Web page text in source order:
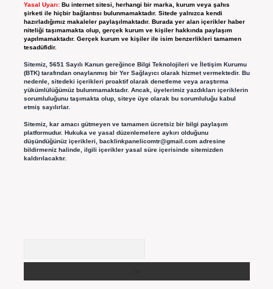
Yasal Uyarı: Bu internet sitesi, herhangi bir marka, kurum veya şahıs
şirketi ile hiçbir bağlantısı bulunmamaktadır. Sitede yalnızca kendi
hazırladığımız makaleler paylaşılmaktadır. Burada yer alan içerikler haber
niteliği taşımamakta olup, gerçek kurum ve kişiler hakkında paylaşım
yapılmamaktadır. Gerçek kurum ve kişiler ile isim benzerlikleri tamamen
tesadüfidir.
Sitemiz, 5651 Sayılı Kanun gereğince Bilgi Teknolojileri ve İletişim Kurumu
(BTK) tarafından onaylanmış bir Yer Sağlayıcı olarak hizmet vermektedir. Bu
nedenle, sitedeki içerikleri proaktif olarak denetleme veya araştırma
yükümlülüğümüz bulunmamaktadır. Ancak, üyelerimiz yazdıkları içeriklerin
sorumluluğunu taşımakta olup, siteye üye olarak bu sorumluluğu kabul
etmiş sayılırlar.
Sitemiz, kar amacı gütmeyen ve tamamen ücretsiz bir bilgi paylaşım
platformudur. Hukuka ve yasal düzenlemelere aykırı olduğunu
düşündüğünüz içerikleri, backlinkpanelicomtr@gmail.comadresine
bildirmeniz halinde, ilgili içerikler yasal süre içerisinde sitemizden
kaldırılacaktır.